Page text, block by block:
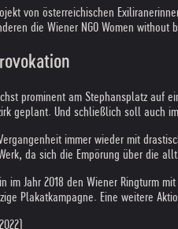
von österreichischen
die Wiener NGO Women
prominent am Stephansplatz auf
geplant. Und schließlich soll auch
immer wieder mit
da sich die Empörung über die
im Jahr 2018 den Wiener Ringturm
Plakatkampagne. Eine weitere